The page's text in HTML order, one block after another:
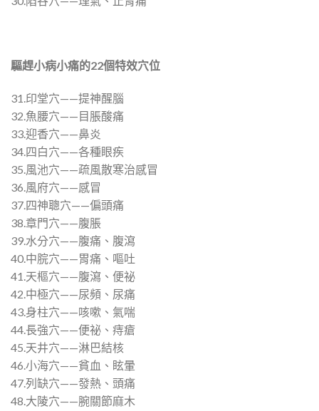
驅趕小病小痛的22個特效穴位
31.印堂穴——提神醒腦
32.魚腰穴——目脹酸痛
33.迎香穴——鼻炎
34.四白穴——各種眼疾
35.風池穴——疏風散寒治感冒
36.風府穴——感冒
37.四神聰穴——偏頭痛
38.章門穴——腹脹
39.水分穴——腹痛、腹瀉
40.中脘穴——胃痛、嘔吐
41.天樞穴——腹瀉、便祕
42.中極穴——尿頻、尿痛
43.身柱穴——咳嗽、氣喘
44.長強穴——便祕、痔瘡
45.天井穴——淋巴結核
46.小海穴——貧血、眩暈
47.列缺穴——發熱、頭痛
48.大陵穴——腕關節麻木